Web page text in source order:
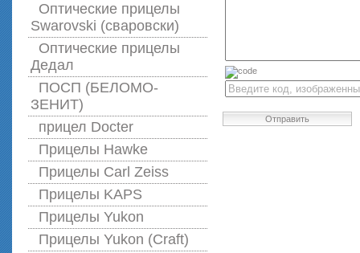
Оптические прицелы
Swarovski (сваровски)
Оптические прицелы
Дедал
ПОСП (БЕЛОМО-
ЗЕНИТ)
прицел Docter
Прицелы Hawke
Прицелы Carl Zeiss
Прицелы KAPS
Прицелы Yukon
Прицелы Yukon (Craft)
Отправить